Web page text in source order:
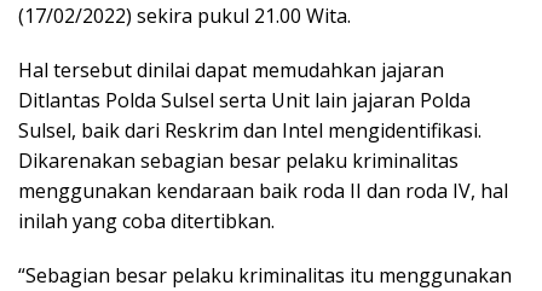
(17/02/2022) sekira pukul 21.00 Wita.
Hal tersebut dinilai dapat memudahkan jajaran
Ditlantas Polda Sulsel serta Unit lain jajaran Polda
Sulsel, baik dari Reskrim dan Intel mengidentifikasi.
Dikarenakan sebagian besar pelaku kriminalitas
menggunakan kendaraan baik roda II dan roda IV, hal
inilah yang coba ditertibkan.
“Sebagian besar pelaku kriminalitas itu menggunakan